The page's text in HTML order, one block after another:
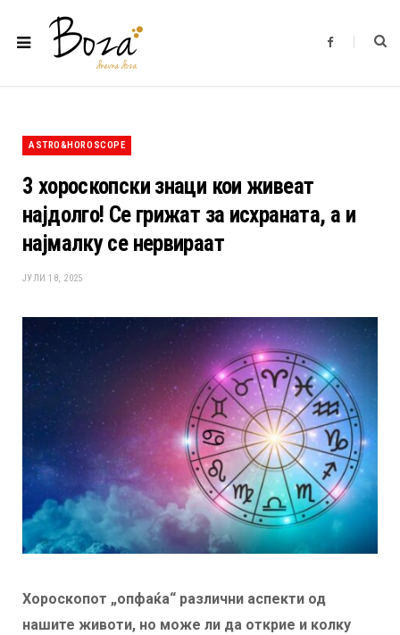
F
b
ASTRO&HOROSCOPE
3 хороскопски знаци кои живеат
најдолго! Се грижат за исхраната, а и
најмалку се нервираат
ЈУЛИ 18, 2025
Хороскопот „опфаќа“ различни аспекти од
нашите животи, но може ли да открие и колку